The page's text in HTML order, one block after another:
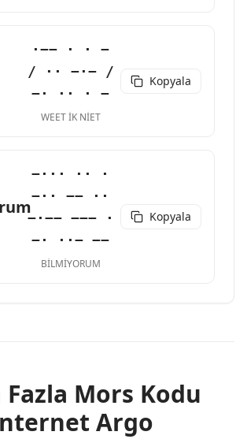
·−− · · −
/ ·· −·− /
−· ·· · −
WEET IK NIET
Kopyala
−··· ·· ·
−·· −− ··
−·−− −−− ·
−· ··− −−
BILMIYORUM
Kopyala
Fazla Mors Kodu
Argo